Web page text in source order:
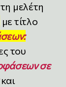
μελέτη
με τίτλο
του
σε
και